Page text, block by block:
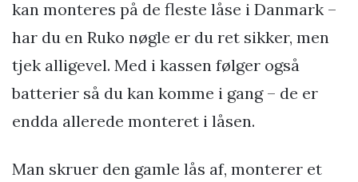
kan monteres på de fleste låse i Danmark –
har du en Ruko nøgle er du ret sikker, men
tjek alligevel. Med i kassen følger også
batterier så du kan komme i gang – de er
endda allerede monteret i låsen.
Man skruer den gamle lås af, monterer et